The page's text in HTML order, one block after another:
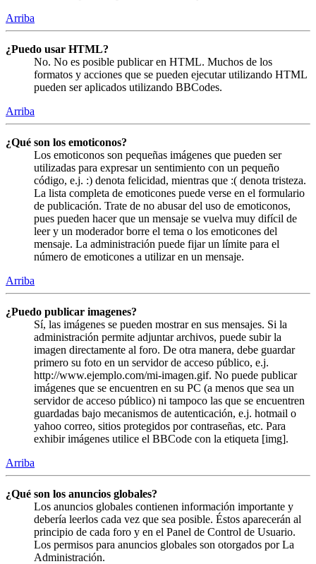
Arriba
¿Puedo usar HTML?
No. No es posible publicar en HTML. Muchos de los
formatos y acciones que se pueden ejecutar utilizando HTML
pueden ser aplicados utilizando BBCodes.
Arriba
¿Qué son los emoticonos?
Los emoticonos son pequeñas imágenes que pueden ser
utilizadas para expresar un sentimiento con un pequeño
código, e.j. :) denota felicidad, mientras que :( denota tristeza.
La lista completa de emoticones puede verse en el formulario
de publicación. Trate de no abusar del uso de emoticonos,
pues pueden hacer que un mensaje se vuelva muy difícil de
leer y un moderador borre el tema o los emoticones del
mensaje. La administración puede fijar un límite para el
número de emoticones a utilizar en un mensaje.
Arriba
¿Puedo publicar imagenes?
Sí, las imágenes se pueden mostrar en sus mensajes. Si la
administración permite adjuntar archivos, puede subir la
imagen directamente al foro. De otra manera, debe guardar
primero su foto en un servidor de acceso público, e.j.
http://www.ejemplo.com/mi-imagen.gif. No puede publicar
imágenes que se encuentren en su PC (a menos que sea un
servidor de acceso público) ni tampoco las que se encuentren
guardadas bajo mecanismos de autenticación, e.j. hotmail o
yahoo correo, sitios protegidos por contraseñas, etc. Para
exhibir imágenes utilice el BBCode con la etiqueta [img].
Arriba
¿Qué son los anuncios globales?
Los anuncios globales contienen información importante y
debería leerlos cada vez que sea posible. Éstos aparecerán al
principio de cada foro y en el Panel de Control de Usuario.
Los permisos para anuncios globales son otorgados por La
Administración.